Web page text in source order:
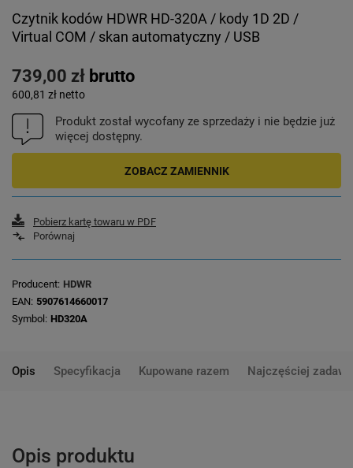
Czytnik kodów HDWR HD-320A / kody 1D 2D /
Virtual COM / skan automatyczny / USB
739,00 zł brutto
600,81 zł netto
Produkt został wycofany ze sprzedaży i nie będzie już
więcej dostępny.
ZOBACZ ZAMIENNIK
Pobierz kartę towaru w PDF
Porównaj
Producent HDWR
EAN 5907614660017
Symbol
HD320A
Opis Specyfikacja Kupowane razem Najczęściej
Opis produktu